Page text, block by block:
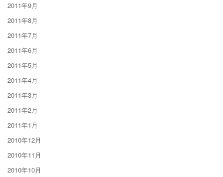
2011年9月
2011年8月
2011年7月
2011年6月
2011年5月
2011年4月
2011年3月
2011年2月
2011年1月
2010年12月
2010年11月
2010年10月